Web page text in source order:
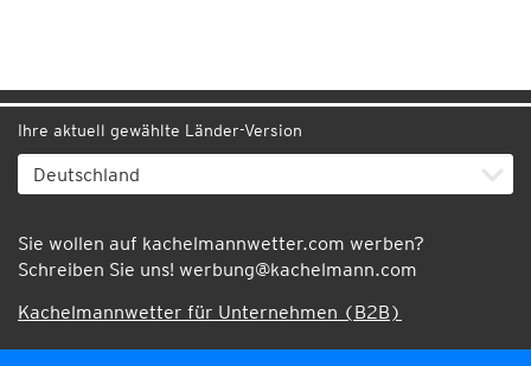
Ihre aktuell gewählte Länder-Version
Sie wollen auf kachelmannwetter.com werben?
Schreiben Sie uns! werbung@kachelmann.com
Kachelmannwetter für Unternehmen (B2B)